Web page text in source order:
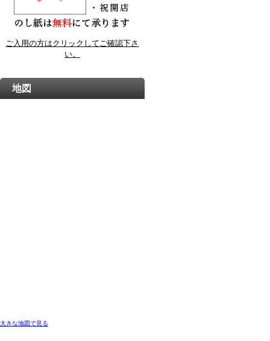
ご入用の方はクリックしてご確認下さ
い。
地図
大きな地図で見る